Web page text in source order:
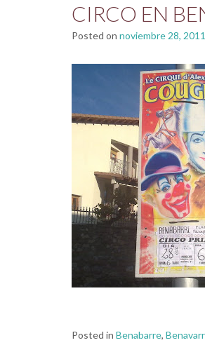
CIRCO EN
Posted on noviembre 28, 2011
Posted in Benabarre,